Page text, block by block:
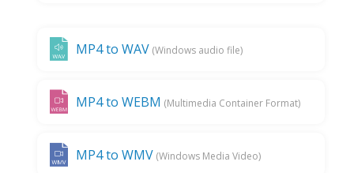
MP4 to WAV (Windows audio file)
MP4 to WEBM (Multimedia Container Format)
MP4 to WMV (Windows Media Video)